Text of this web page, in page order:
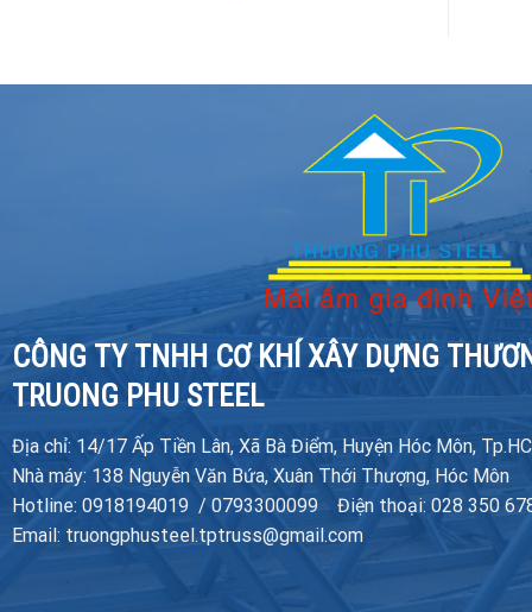
CÔNG TY TNHH CƠ KHÍ XÂY DỰNG
TRUONG PHU STEEL
Địa chỉ: 14/17 Ấp Tiền Lân, Xã Bà Điểm, Huyện Hóc Môn,
Nhà máy: 138 Nguyễn Văn Bứa, Xuân Thới Thượng, Hóc Môn
Hotline: 0918194019 / 0793300099 Điện thoại: 028 350
Email: truongphusteel.tptruss@gmail.com